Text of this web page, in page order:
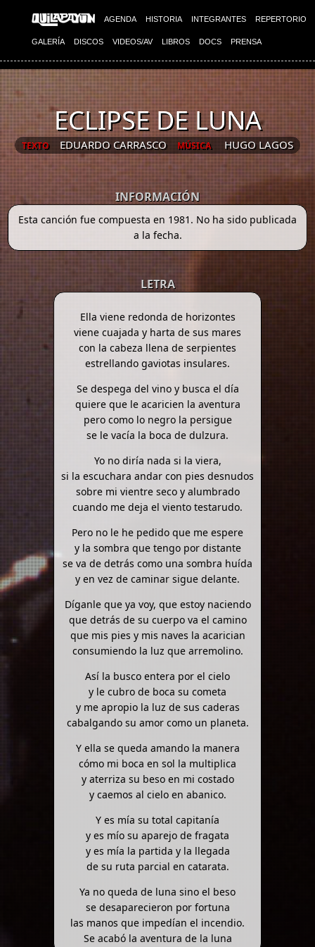
AGENDA HISTORIA INTEGRANTES REPERTORIO
GALERÍA DISCOS VIDEOS/AV LIBROS DOCS PRENSA
ECLIPSE DE LUNA
TEXTO EDUARDO CARRASCO MÚSICA HUGO LAGOS
INFORMACIÓN
Esta canción fue compuesta en 1981. No ha sido publicada
a la fecha.
LETRA
Ella viene redonda de horizontes
viene cuajada y harta de sus mares
con la cabeza llena de serpientes
estrellando gaviotas insulares.
Se despega del vino y busca el día
quiere que le acaricien la aventura
pero como lo negro la persigue
se le vacía la boca de dulzura.
Yo no diría nada si la viera,
si la escuchara andar con pies desnudos
sobre mi vientre seco y alumbrado
cuando me deja el viento testarudo.
Pero no le he pedido que me espere
y la sombra que tengo por distante
se va de detrás como una sombra huída
y en vez de caminar sigue delante.
Díganle que ya voy, que estoy naciendo
que detrás de su cuerpo va el camino
que mis pies y mis naves la acarician
consumiendo la luz que arremolino.
Así la busco entera por el cielo
y le cubro de boca su cometa
y me apropio la luz de sus caderas
cabalgando su amor como un planeta.
Y ella se queda amando la manera
cómo mi boca en sol la multiplica
y aterriza su beso en mi costado
y caemos al cielo en abanico.
Y es mía su total capitanía
y es mío su aparejo de fragata
y es mía la partida y la llegada
de su ruta parcial en catarata.
Ya no queda de luna sino el beso
se desaparecieron por fortuna
las manos que impedían el incendio.
Se acabó la aventura de la luna